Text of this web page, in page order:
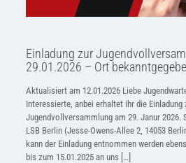
Einladung zur
29.01.2026 – Ort
Aktualisiert am 12.01.2026 Liebe
Interessierte, anbei erhaltet ihr die Einladung
Jugendvollversammlung am 29. Janur 2026.
LSB Berlin (Jesse-Owens-Allee 2, 14053
kann der Einladung entnommen werden
bis zum 15.01.2025 an uns[…]